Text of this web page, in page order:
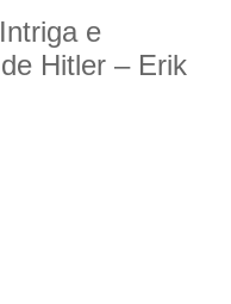
e
Hitler – Erik